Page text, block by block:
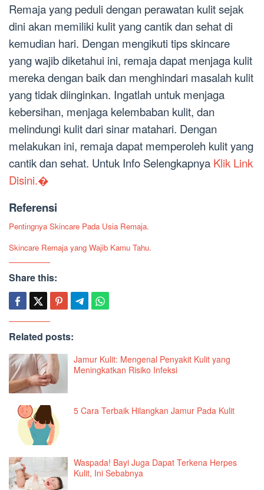
Remaja yang peduli dengan perawatan kulit sejak
dini akan memiliki kulit yang cantik dan sehat di
kemudian hari. Dengan mengikuti tips skincare
yang wajib diketahui ini, remaja dapat menjaga kulit
mereka dengan baik dan menghindari masalah kulit
yang tidak diinginkan. Ingatlah untuk menjaga
kebersihan, menjaga kelembaban kulit, dan
melindungi kulit dari sinar matahari. Dengan
melakukan ini, remaja dapat memperoleh kulit yang
cantik dan sehat. Untuk Info Selengkapnya Klik Link
Disini.�
Referensi
Pentingnya Skincare Pada Usia Remaja.
Skincare Remaja yang Wajib Kamu Tahu.
Share this:
Related posts:
Jamur Kulit: Mengenal Penyakit Kulit yang
Meningkatkan Risiko Infeksi
5 Cara Terbaik Hilangkan Jamur Pada Kulit
Waspada! Bayi Juga Dapat Terkena Herpes
Kulit, Ini Sebabnya